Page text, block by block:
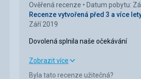
Ověřená recenze
Datum pobytu:
Recenze vytvořená před 3 a více
Září 2019
Dovolená splnila naše očekávání
Dovolená splnila naše očekávání
Zobrazit více
Byla tato recenze užitečná?